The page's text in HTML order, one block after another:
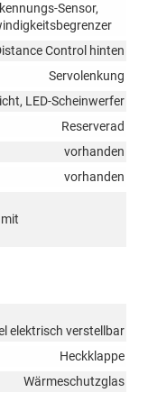
Sensor,
Control hinten
Servolenkung
LED-Scheinwerfer
Reserverad
vorhanden
vorhanden
elektrisch verstellbar
Heckklappe
Wärmeschutzglas